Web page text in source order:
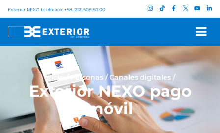
Exterior NEXO telefónico: +58 (212) 508.50.00
Inicio Personas /Canales digitales /
Exterior NEXO pago
móvil